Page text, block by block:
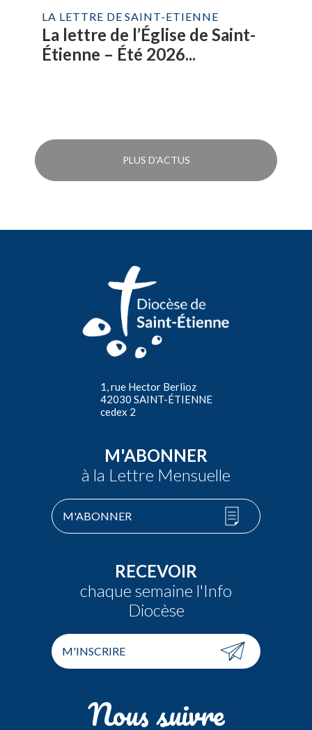
LA LETTRE DE SAINT-ETIENNE
La lettre de l’Église de Saint-
Étienne – Été 2026...
PLUS D'ACTUS
1, rue Hector Berlioz
42030 SAINT-ÉTIENNE
cedex 2
M'ABONNER
à la Lettre Mensuelle
M'ABONNER
RECEVOIR
chaque semaine l'Info
Diocèse
M'INSCRIRE
Nous suivre